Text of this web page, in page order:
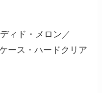
ィド・メロン／
ース・ハードクリア